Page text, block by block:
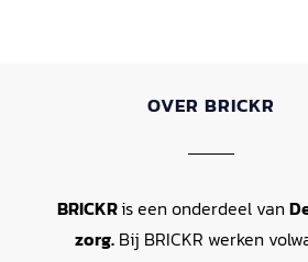
OVER BRICKR
BRICKRis een onderdeel van
zorg. Bij BRICKR werken